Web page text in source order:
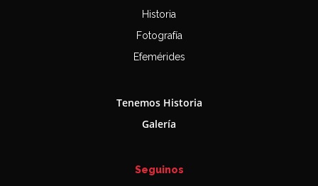
Historia
Fotografía
Efemérides
Tenemos Historia
Galería
Seguinos